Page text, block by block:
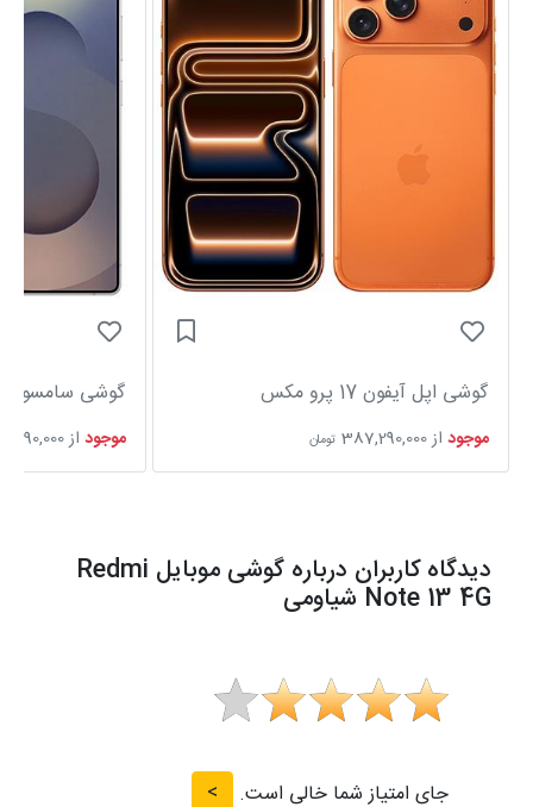
گوشی اپل آیفون 17 پرو مکس
موجود از387,290,000 تومان
گوشی سامسونگ Galaxy S25 Ultra
موجود از
دیدگاه کاربران درباره گوشی موبایل Redmi
Note 13 4G شیاومی
جای امتیاز شما خالی است. >